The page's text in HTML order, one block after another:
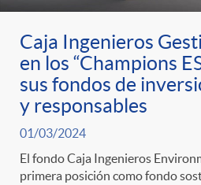
Caja Ingenieros
en los “Champions
sus fondos de
y responsables
01/03/2024
El fondo Caja Ingenieros
primera posición como fondo